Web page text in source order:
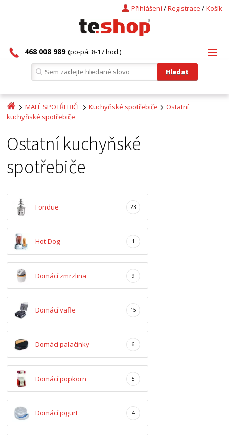
Košík
/
Registrace
/
Přihlášení
468 008 989 (po-pá: 8-17 hod.)
MALÉ SPOTŘEBIČE Kuchyňské spotřebiče
Ostatní
kuchyňské spotřebiče
Ostatní kuchyňské
spotřebiče
Fondue 23
Hot Dog 1
Domácí zmrzlina 9
Domácí vafle 15
Domácí palačinky 6
Domácí popkorn 5
Domácí jogurt 4